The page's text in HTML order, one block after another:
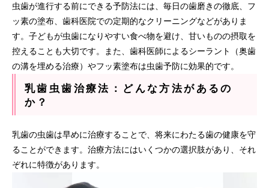
虫歯が進行する前にできる予防法には、毎日の歯磨きの徹底、フ
ッ素の塗布、歯科医院での定期的なクリーニングなどがありま
す。子どもが虫歯になりやすい食べ物を避け、甘いものの摂取を
控えることも大切です。また、歯科医師によるシーラント（奥歯
の溝を埋める治療）やフッ素塗布は虫歯予防に効果的です。
乳歯虫歯治療法：どんな方法があるの
か？
乳歯の虫歯は早めに治療することで、将来にわたる歯の健康を守
ることができます。治療方法にはいくつかの選択肢があり、それ
ぞれに特徴があります。